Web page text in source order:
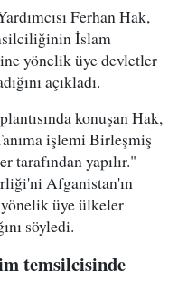
Ferhan Hak,
İslam
yönelik üye devletler
açıkladı.
konuşan Hak,
işlemi Birleşmiş
tarafından yapılır."
Afganistan'ın
üye ülkeler
söyledi.
temsilcisinde